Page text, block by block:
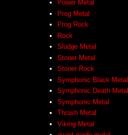
Power Metal
Prog Metal
Prog Rock
Rock
Sludge Metal
Stoner Metal
Stoner Rock
Symphonic Black Metal
Symphonic Death Metal
Symphonic Metal
Thrash Metal
Viking Metal